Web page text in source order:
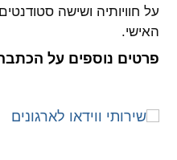
על חוויותיה ושישה
האישי.
פרטים נוספים על